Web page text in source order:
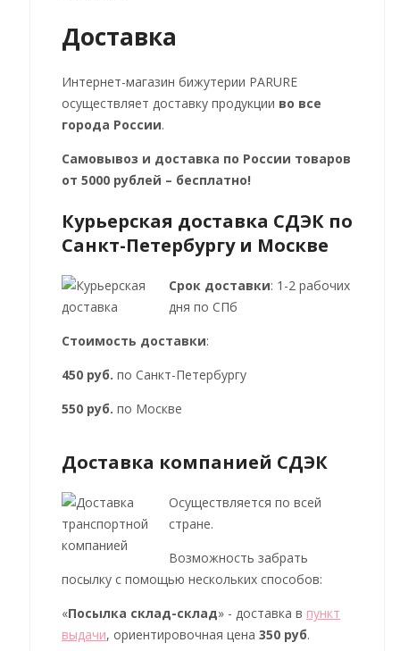
Доставка
Интернет-магазин бижутерии PARURE
осуществляет доставку продукции во все
города России.
Самовывоз и доставка по России товаров
от 5000 рублей – бесплатно!
Курьерская доставка СДЭК по
Санкт-Петербургу и Москве
Срок доставки: 1-2 рабочих
дня по СПб
Стоимость доставки:
450 руб. по Санкт-Петербургу
550 руб. по Москве
Доставка компанией СДЭК
Осуществляется по всей
стране.
Возможность забрать
посылку с помощью нескольких способов:
«Посылка склад-склад» - доставка в пункт
выдачи, ориентировочная цена 350 руб.